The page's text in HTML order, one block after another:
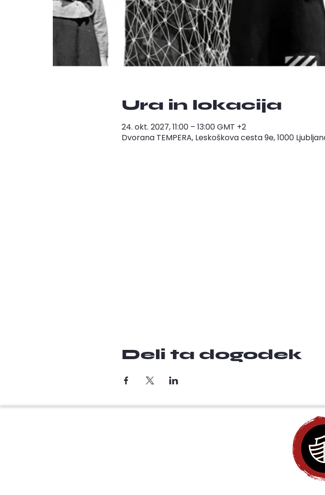
Ura in lokacija
24. okt. 2027, 11:00 – 13:00 GMT +2
Dvorana TEMPERA, Leskoškova cesta 9e, 1000
Deli ta dogodek